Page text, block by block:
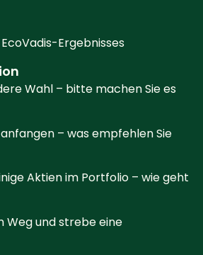
Ergebnisses
Wahl – bitte machen Sie es
– was empfehlen Sie
Aktien im Portfolio – wie geht
Weg und strebe eine